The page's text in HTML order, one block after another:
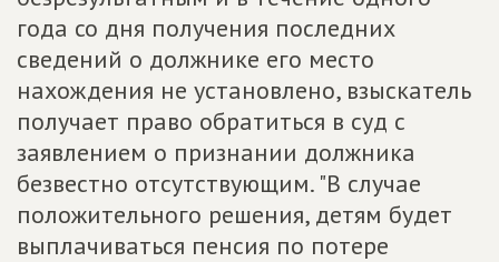
года со дня получения последних
сведений о должнике его место
нахождения не установлено, взыскатель
получает право обратиться в суд с
заявлением о признании должника
безвестно отсутствующим. "В случае
положительного решения, детям будет
выплачиваться пенсия по потере